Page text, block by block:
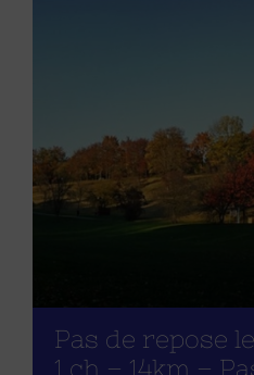
Pas de repose
1 ch – 14km –